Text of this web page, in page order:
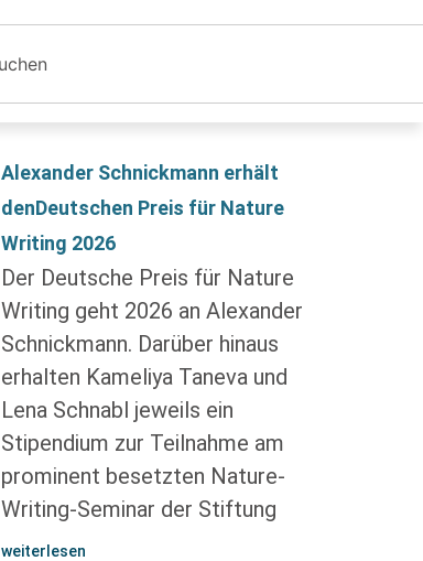
Alexander Schnickmann erhält
denDeutschen Preis für Nature
Writing 2026
Der Deutsche Preis für Nature
Writing geht 2026 an Alexander
Schnickmann. Darüber hinaus
erhalten Kameliya Taneva und
Lena Schnabl jeweils ein
Stipendium zur Teilnahme am
prominent besetzten Nature-
Writing-Seminar der Stiftung
weiterlesen